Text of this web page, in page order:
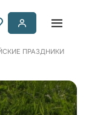
ПРАЗДНИКИ